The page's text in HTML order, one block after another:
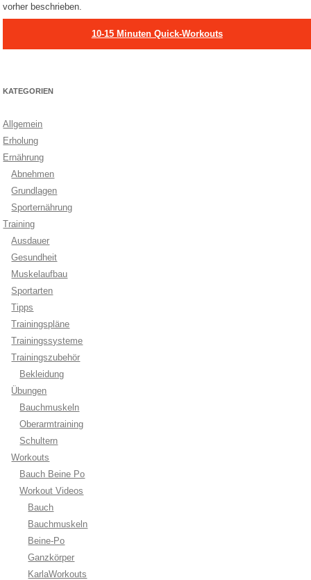
vorher beschrieben.
10-15 Minuten Quick-Workouts
KATEGORIEN
Allgemein
Erholung
Ernährung
Abnehmen
Grundlagen
Sporternährung
Training
Ausdauer
Gesundheit
Muskelaufbau
Sportarten
Tipps
Trainingspläne
Trainingssysteme
Trainingszubehör
Bekleidung
Übungen
Bauchmuskeln
Oberarmtraining
Schultern
Workouts
Bauch Beine Po
Workout Videos
Bauch
Bauchmuskeln
Beine-Po
Ganzkörper
KarlaWorkouts